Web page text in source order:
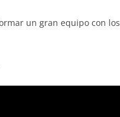
un gran equipo con los